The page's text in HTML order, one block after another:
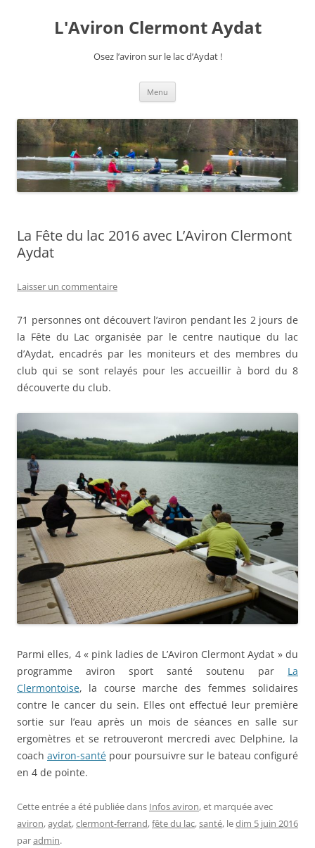
L'Aviron Clermont Aydat
Osez l’aviron sur le lac d’Aydat !
Menu
La Fête du lac 2016 avec L’Aviron Clermont
Aydat
Laisser un commentaire
71 personnes ont découvert l’aviron pendant les 2 jours de
la Fête du Lac organisée par le centre nautique du lac
d’Aydat, encadrés par les moniteurs et des membres du
club qui se sont relayés pour les accueillir à bord du 8
découverte du club.
Parmi elles, 4 « pink ladies de L’Aviron Clermont Aydat » du
programme aviron sport santé soutenu par La
Clermontoise, la course marche des femmes solidaires
contre le cancer du sein. Elles ont effectué leur première
sortie sur l’eau après un mois de séances en salle sur
ergomètres et se retrouveront mercredi avec Delphine, la
coach aviron-santé pour poursuivre sur le bateau configuré
en 4 de pointe.
Cette entrée a été publiée dans Infos aviron, et marquée avec
aviron,aydat,clermont-ferrand,fête du lac,santé, ledim 5 juin 2016
paradmin.